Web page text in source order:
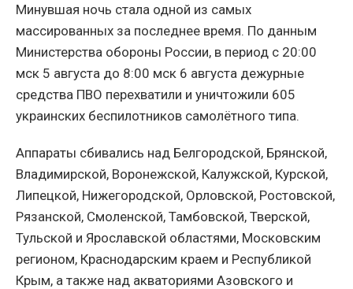
Минувшая ночь стала одной из самых
массированных за последнее время. По данным
Министерства обороны России, в период с 20:00
мск 5 августа до 8:00 мск 6 августа дежурные
средства ПВО перехватили и уничтожили 605
украинских беспилотников самолётного типа.
Аппараты сбивались над Белгородской, Брянской,
Владимирской, Воронежской, Калужской, Курской,
Липецкой, Нижегородской, Орловской, Ростовской,
Рязанской, Смоленской, Тамбовской, Тверской,
Тульской и Ярославской областями, Московским
регионом, Краснодарским краем и Республикой
Крым, а также над акваториями Азовского и